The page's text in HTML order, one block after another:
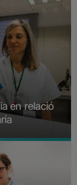
en relació